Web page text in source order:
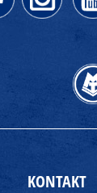
KONTAKT